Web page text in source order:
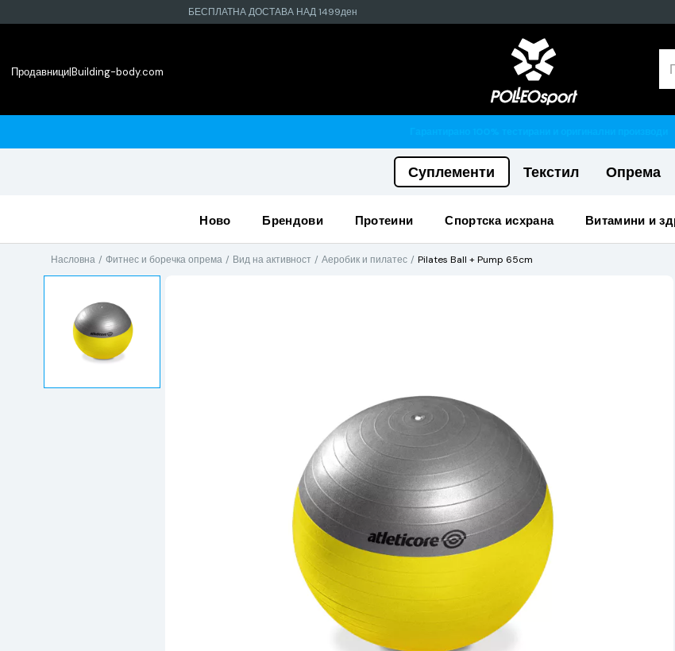
БЕСПЛАТНА ДОСТАВА НАД 1499ден
Продавници|Building-body.com
Суплементи Текстил Опрема
ново брендови протеини спортска исхрана витамини и
Насловна Фитнес и боречка опрема Вид на активност Аеробик и пилатес Pilates Ball + Pump 65cm